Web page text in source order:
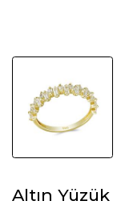
Altın Yüzük